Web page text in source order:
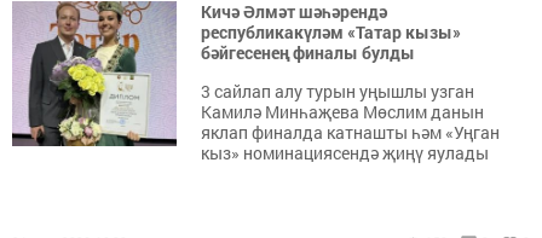
Кичә Әлмәт шәһәрендә
республикакүләм «Татар кызы»
бәйгесенең финалы булды
3 сайлап алу турын уңышлы узган
Камилә Минһаҗева Мөслим данын
яклап финалда катнашты һәм «Уңган
кыз» номинациясендә җиңү яулады